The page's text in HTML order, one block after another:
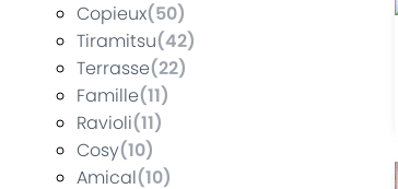
Copieux(50)
Tiramitsu(42)
Terrasse(22)
Famille(11)
Ravioli(11)
Cosy(10)
Amical(10)